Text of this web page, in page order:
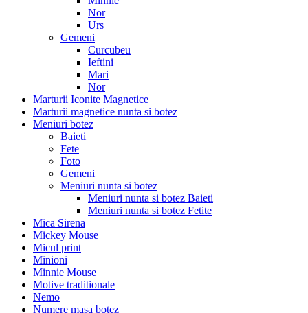
Nor
Urs
Gemeni
Curcubeu
Ieftini
Mari
Nor
Marturii Iconite Magnetice
Marturii magnetice nunta si botez
Meniuri botez
Baieti
Fete
Foto
Gemeni
Meniuri nunta si botez
Meniuri nunta si botez Baieti
Meniuri nunta si botez Fetite
Mica Sirena
Mickey Mouse
Micul print
Minioni
Minnie Mouse
Motive traditionale
Nemo
Numere masa botez